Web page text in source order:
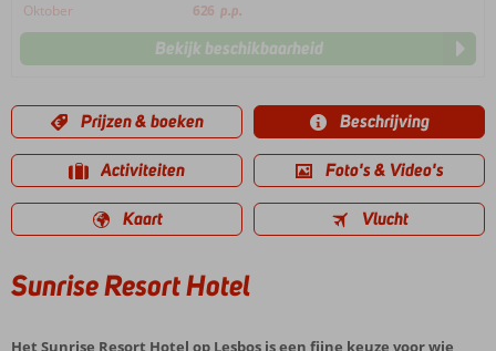
Oktober
626 p.p.
Bekijk beschikbaarheid
Prijzen & boeken Beschrijving
Activiteiten Foto's & Video's
Kaart Vlucht
Sunrise Resort Hotel
Het Sunrise Resort Hotel op Lesbos is een fijne keuze voor wie